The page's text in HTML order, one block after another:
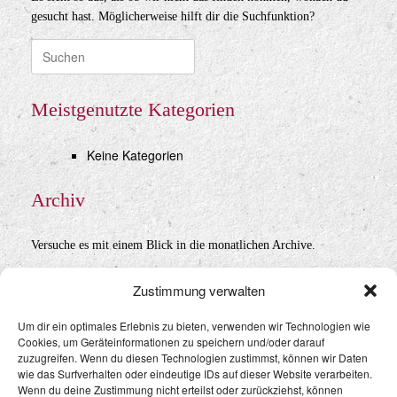
Zustimmung verwalten
Um dir ein optimales Erlebnis zu bieten, verwenden wir Technologien wie
Cookies, um Geräteinformationen zu speichern und/oder darauf
zuzugreifen. Wenn du diesen Technologien zustimmst, können wir Daten
wie das Surfverhalten oder eindeutige IDs auf dieser Website verarbeiten.
Wenn du deine Zustimmung nicht erteilst oder zurückziehst, können
gesucht hast. Möglicherweise hilft dir die Suchfunktion?
Suche
nach:
Meistgenutzte Kategorien
Keine Kategorien
Archiv
Versuche es mit einem Blick in die monatlichen Archive.
Datenschutz&Impressum